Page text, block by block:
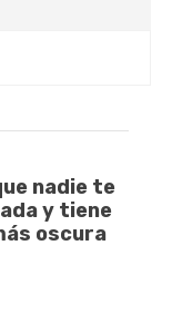
nadie te
y tiene
oscura